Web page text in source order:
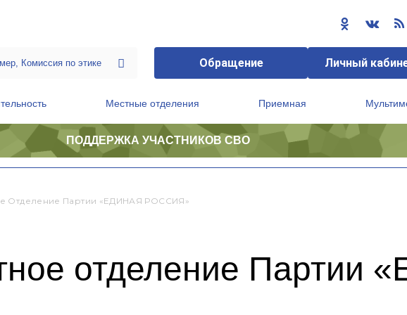
Обращение Личный
Местные отделения Приемная
ПОДДЕРЖКА УЧАСТНИКОВ СВО
Отделение Партии «ЕДИНАЯ РОССИЯ»
отделение Партии